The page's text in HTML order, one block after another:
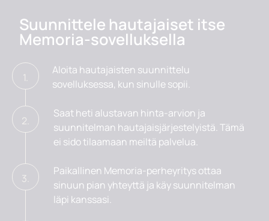
Suunnittele hautajaiset itse
Memoria-sovelluksella
1.
Aloita hautajaisten suunnittelu
sovelluksessa, kun sinulle sopii.
2.
Saat heti alustavan hinta-arvion ja
suunnitelman hautajaisjärjestelyistä. Tämä
ei sido tilaamaan meiltä palvelua.
3.
Paikallinen Memoria-perheyritys ottaa
sinuun pian yhteyttä ja käy suunnitelman
läpi kanssasi.